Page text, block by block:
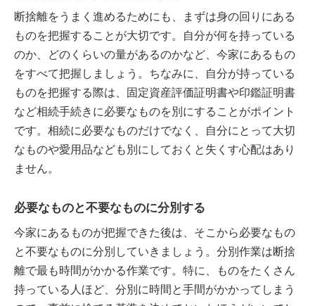
断捨離をうまく進めるためにも、まずは身の回りにある
ものを把握することが大切です。自分が何を持っている
のか、どのくらいの量があるのかなど、今家にあるもの
をすべて把握しましょう。ちなみに、自分が持っている
ものを把握する際は、固定資産評価証明書や印鑑証明書
など相続手続きに必要なものを別にすることがポイント
です。相続に必要なものだけでなく、自分にとって大切
なものや愛用品なども別にしておくと失くす心配はあり
ません。
必要なものと不要なものに分別する
今家にあるものが把握できた後は、そこから必要なもの
と不要なものに分別していきましょう。分別作業は断捨
離で最も時間がかかる作業です。特に、ものをたくさん
持っている人ほど、分別に時間と手間がかかってしまう